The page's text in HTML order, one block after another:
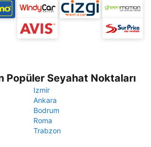
Popüler Seyahat Noktaları
Izmir
Ankara
Bodrum
Roma
Trabzon